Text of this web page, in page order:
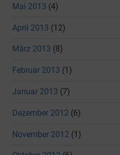
Mai 2013 (4)
April 2013 (12)
März 2013 (8)
Februar 2013 (1)
Januar 2013 (7)
Dezember 2012 (6)
November 2012 (1)